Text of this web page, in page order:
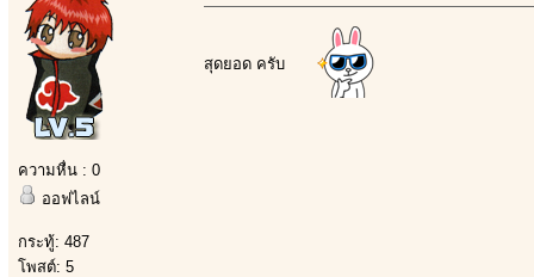
ความหื่น : 0
ออฟไลน์
กระทู้: 487
โพสต์: 5
สุดยอด ครับ